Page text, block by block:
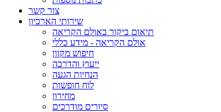
צור קשר
שירותי הארכיון
תיאום ביקור באולם הקריאה
אולם הקריאה - מידע כללי
חיפוש מקוון
ייעוץ והדרכה
הנחיות הגעה
לוח חופשות
מחירון
סיורים מודרכים